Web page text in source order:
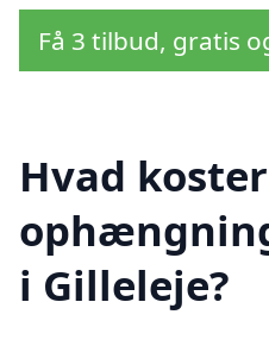
Få 3 tilbud, gratis
Hvad koster
i Gilleleje?